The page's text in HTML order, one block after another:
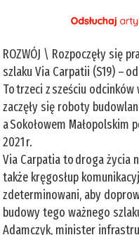
ROZWÓJ \ Rozpoczęły się
szlaku Via Carpatii (S19) –
To trzeci z sześciu
zaczęły się roboty
a Sokołowem Małopolskim
2021 r.
Via Carpatia to droga życia
także kręgosłup
zdeterminowani, aby
budowy tego ważnego
Adamczyk, minister